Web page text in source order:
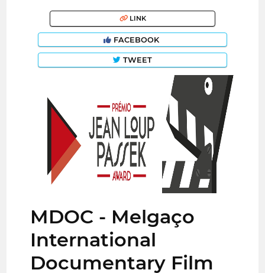
LINK
FACEBOOK
TWEET
MDOC - Melgaço
International
Documentary Film